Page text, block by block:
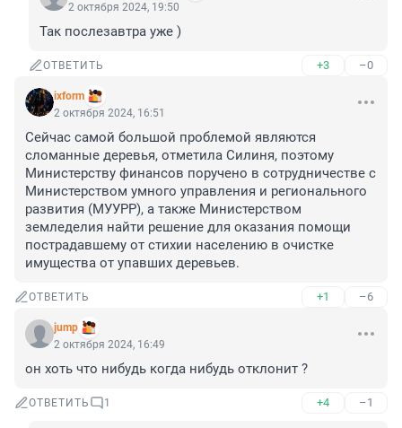
2 октября 2024, 19:50
Так послезавтра уже )
ОТВЕТИТЬ +3 –0
ixform
2 октября 2024, 16:51
Сейчас самой большой проблемой являются
сломанные деревья, отметила Силиня, поэтому
Министерству финансов поручено в сотрудничестве с
Министерством умного управления и регионального
развития (МУУРР), а также Министерством
земледелия найти решение для оказания помощи
пострадавшему от стихии населению в очистке
имущества от упавших деревьев.
ОТВЕТИТЬ +1 –6
jump
2 октября 2024, 16:49
он хоть что нибудь когда нибудь отклонит ?
ОТВЕТИТЬ 1 +4 –1